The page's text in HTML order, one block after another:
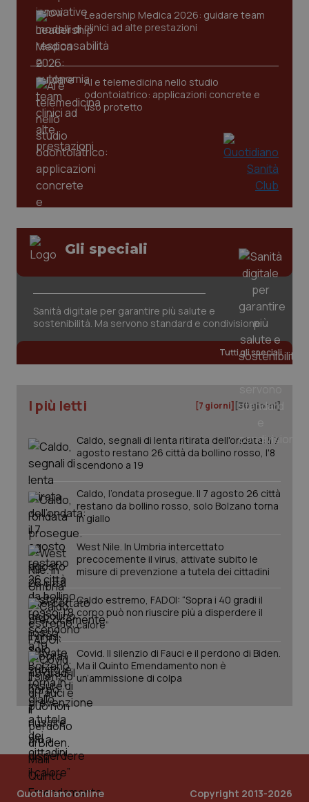
Leadership Medica 2026: guidare team
clinici ad alte prestazioni
AI e telemedicina nello studio
odontoiatrico: applicazioni concrete e
uso protetto
Gli speciali
Sanità digitale per garantire più salute e
sostenibilità. Ma servono standard e condivisione
Tutti gli speciali
I più letti [7 giorni] [30 giorni]
Caldo, segnali di lenta ritirata dell'ondata: il 7
agosto restano 26 città da bollino rosso, l'8
scendono a 19
Caldo, l’ondata prosegue. Il 7 agosto 26 città
restano da bollino rosso, solo Bolzano torna
in giallo
West Nile. In Umbria intercettato
precocemente il virus, attivate subito le
misure di prevenzione a tutela dei cittadini
Caldo estremo, FADOI: “Sopra i 40 gradi il
corpo può non riuscire più a disperdere il
calore”
Covid. Il silenzio di Fauci e il perdono di Biden.
Ma il Quinto Emendamento non è
un’ammissione di colpa
Quotidiano online
Copyright 2013-2026
session-id
_ga
.quotidianosanita.it
PHPSESSID
PHP.net
www.quotidianosanita.it
_ga_KM60CM4NPH